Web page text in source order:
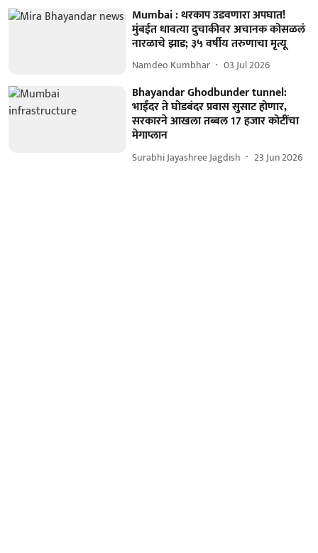
Mumbai : थरकाप उडवणारा अपघात!
मुंबईत धावत्या दुचाकीवर अचानक कोसळलं
नारळाचे झाड; ३५ वर्षीय तरुणाचा मृत्यू
Namdeo Kumbhar 03 Jul 2026
Bhayandar Ghodbunder tunnel:
भाईंदर ते घोडबंदर प्रवास सुसाट होणार,
सरकारने आखला तब्बल 17 हजार कोटींचा
मेगाप्लान
Surabhi Jayashree Jagdish 23 Jun 2026